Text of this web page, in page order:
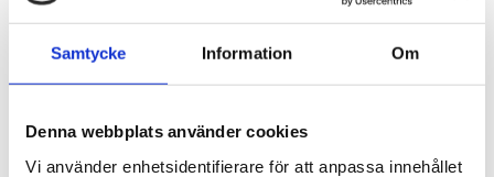
Samtycke Information Om
Denna webbplats använder cookies
Vi använder enhetsidentifierare för att anpassa innehållet
EAN-kod: 04046719188581
Minsta beställning: 5 st
Rekommenderat pris: 366.00 kr
366 kr